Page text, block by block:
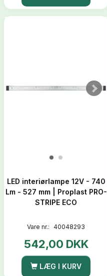
LED interiørlampe 12V - 740
Lm - 527 mm | Proplast PRO-
STRIPE ECO
Vare nr.: 40048293
542,00 DKK
LÆG I KURV